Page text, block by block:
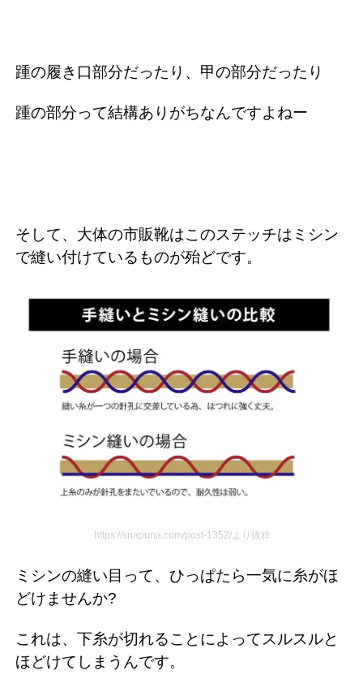
踵の履き口部分だったり、甲の部分だったり
踵の部分って結構ありがちなんですよねー
そして、大体の市販靴はこのステッチはミシン
で縫い付けているものが殆どです。
https://snapuna.com/post-1352/より抜粋
ミシンの縫い目って、ひっぱたら一気に糸がほ
どけませんか?
これは、下糸が切れることによってスルスルと
ほどけてしまうんです。